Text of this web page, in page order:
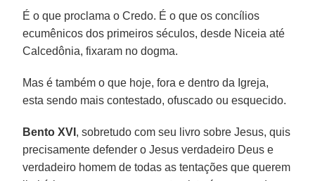
É o que proclama o Credo. É o que os concílios
ecumênicos dos primeiros séculos, desde Niceia até
Calcedônia, fixaram no dogma.
Mas é também o que hoje, fora e dentro da Igreja,
esta sendo mais contestado, ofuscado ou esquecido.
Bento XVI , sobretudo com seu livro sobre Jesus, quis
precisamente defender o Jesus verdadeiro Deus e
verdadeiro homem de todas as tentações que querem